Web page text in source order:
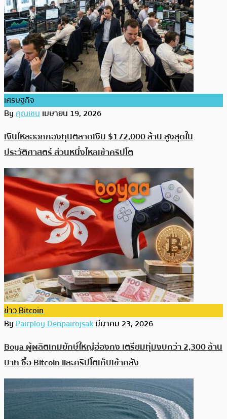
เศรษฐกิจ
Byคุณเชนเมษายน 19, 2026
เงินไหลออกกองทุนตลาดเงิน $172,000 ล้าน สูงสุดใน
ประวัติศาสตร์ ส่วนหนึ่งไหลเข้าคริปโต
ข่าว Bitcoin
ByPairploy Denpairojsakมีนาคม 23, 2026
Boya ผู้ผลิตเกมยักษ์ใหญ่ฮ่องกง เตรียมทุ่มงบกว่า 2,300 ล้าน
บาท ซื้อ Bitcoin และคริปโตเก็บเข้าคลัง